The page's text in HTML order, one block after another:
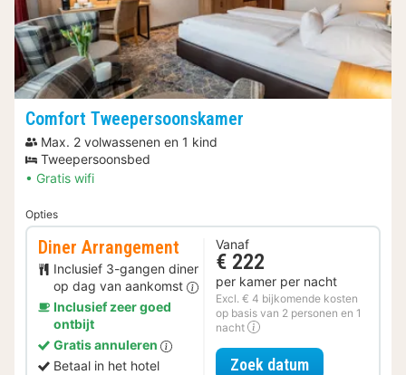
Comfort Tweepersoonskamer
Max. 2 volwassenen en 1 kind
Tweepersoonsbed
Gratis wifi
Opties
Diner Arrangement
Inclusief 3-gangen diner
op dag van aankomst
Inclusief zeer goed
ontbijt
Gratis annuleren
Betaal in het hotel
Vanaf
€ 222
per kamer per nacht
Excl. € 4 bijkomende kosten
op basis van 2 personen en 1
nacht
Zoek datumvoor Diner